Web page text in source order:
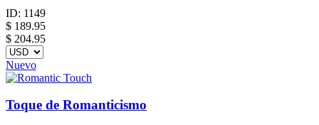
ID: 1149
$ 189.95
$ 204.95
Nuevo
Toque de Romanticismo